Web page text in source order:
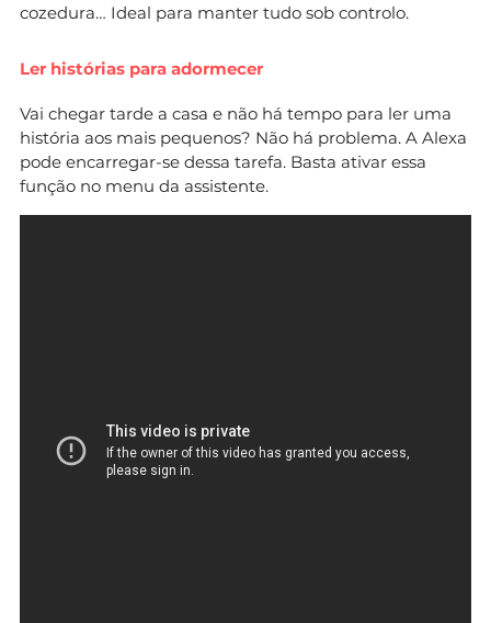
cozedura… Ideal para manter tudo sob controlo.
Ler histórias para adormecer
Vai chegar tarde a casa e não há tempo para ler uma
história aos mais pequenos? Não há problema. A Alexa
pode encarregar-se dessa tarefa. Basta ativar essa
função no menu da assistente.